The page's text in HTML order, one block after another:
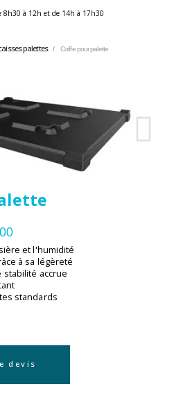
à 12h et de 14h à 17h30
palettes Coiffe pour palette
et l'humidité
à sa légèreté
accrue
standards
devis